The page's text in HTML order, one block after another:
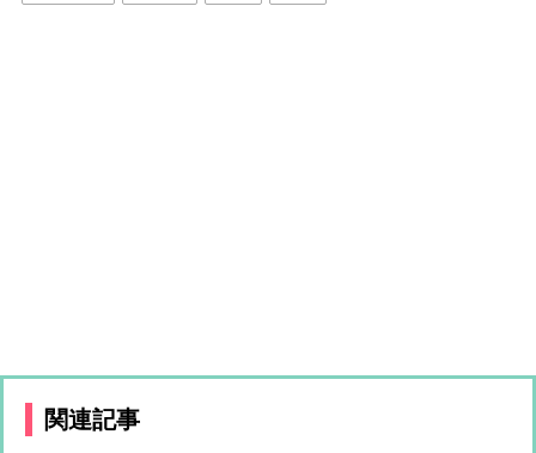
関連記事